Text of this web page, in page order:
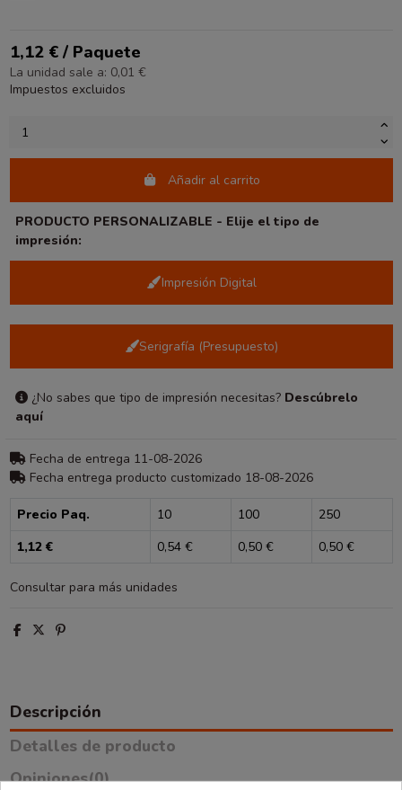
1,12 € / Paquete
La unidad sale a: 0,01 €
Impuestos excluidos
Añadir al carrito
PRODUCTO PERSONALIZABLE - Elije el tipo de
impresión:
Impresión Digital
Serigrafía (Presupuesto)
¿No sabes que tipo de impresión necesitas?Descúbrelo
aquí
Fecha de entrega 11-08-2026
Fecha entrega producto customizado 18-08-2026
Precio Paq. 10 100
250
1,12 €
0,54 € 0,50 € 0,50 €
Consultar para más unidades
Descripción
Detalles de producto
Opiniones(0)